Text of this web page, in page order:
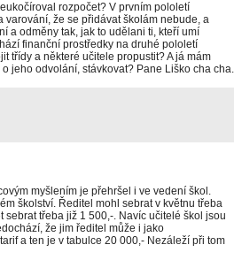
rozpočet? V prvním pololetí
varování, že se přidávat školám nebude, a
a odměny tak, jak to udělani ti, kteří umí
finanční prostředky na druhé pololetí
třídy a některé učitele propustit? A já mám
jeho odvolání, stávkovat? Pane Liško cha cha.
myšlením je přehršel i ve vedení škol.
školství. Ředitel mohl sebrat v květnu třeba
sebrat třeba již 1 500,-. Navíc učitelé škol jsou
že jim ředitel může i jako
a ten je v tabulce 20 000,- Nezáleží při tom